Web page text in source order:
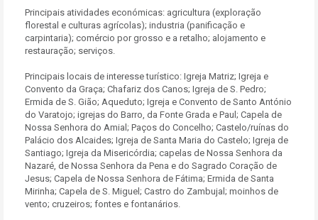
Principais atividades económicas: agricultura (exploração
florestal e culturas agrícolas); industria (panificação e
carpintaria); comércio por grosso e a retalho; alojamento e
restauração; serviços.
Principais locais de interesse turístico: Igreja Matriz; Igreja e
Convento da Graça; Chafariz dos Canos; Igreja de S. Pedro;
Ermida de S. Gião; Aqueduto; Igreja e Convento de Santo António
do Varatojo; igrejas do Barro, da Fonte Grada e Paul; Capela de
Nossa Senhora do Amial; Paços do Concelho; Castelo/ruínas do
Palácio dos Alcaides; Igreja de Santa Maria do Castelo; Igreja de
Santiago; Igreja da Misericórdia; capelas de Nossa Senhora da
Nazaré, de Nossa Senhora da Pena e do Sagrado Coração de
Jesus; Capela de Nossa Senhora de Fátima; Ermida de Santa
Mirinha; Capela de S. Miguel; Castro do Zambujal; moinhos de
vento; cruzeiros; fontes e fontanários.